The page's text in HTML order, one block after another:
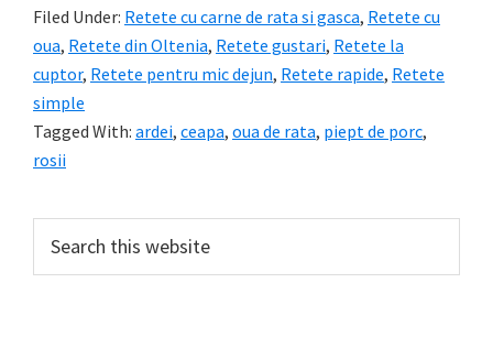
Filed Under: Retete cu carne de rata si gasca, Retete cu
oua, Retete din Oltenia, Retete gustari, Retete la
cuptor, Retete pentru mic dejun, Retete rapide, Retete
simple
Tagged With: ardei, ceapa, oua de rata, piept de porc,
rosii
Primary
Sidebar
this